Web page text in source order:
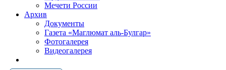
Мечети России
Архив
Документы
Газета «Маглюмат аль-Булгар»
Фотогалерея
Видеогалерея